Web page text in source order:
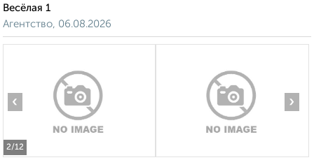
Весёлая 1
Агентство, 06.08.2026
2/12
‹ ›